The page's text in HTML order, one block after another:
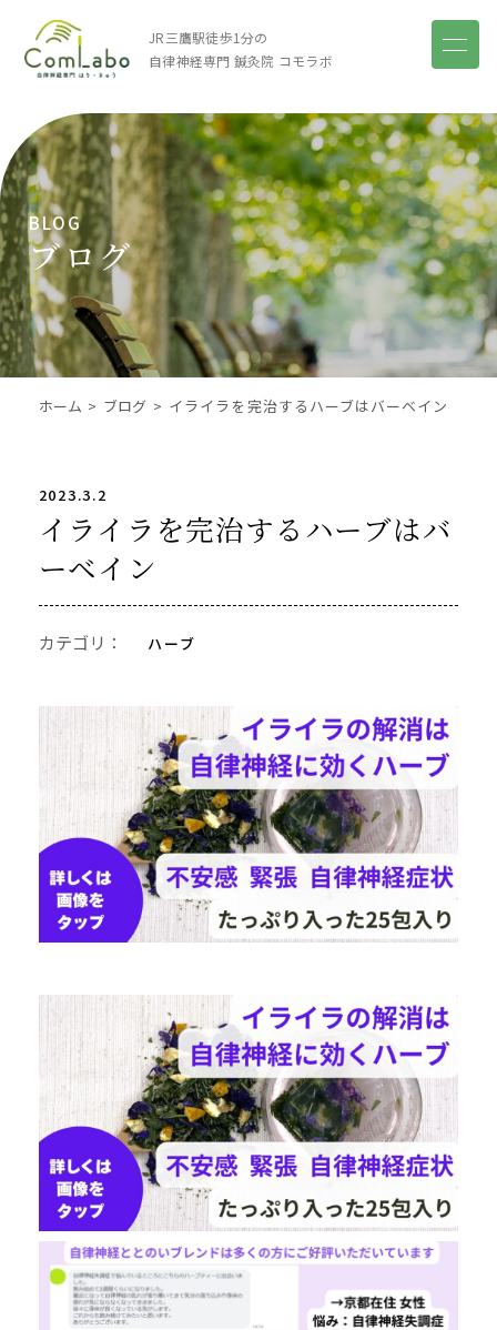
JR三鷹駅徒歩1分の
自律神経専門 鍼灸院 コモラボ
BLOG
ブログ
ホーム ブログ イライラを完治するハーブはバーベイン
2023.3.2
イライラを完治するハーブはバ
ーベイン
カテゴリ： ハーブ